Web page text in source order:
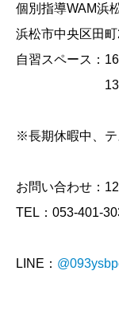
個別指導WAM浜
浜松市中央区田
自習スペース：
13:00〜
※長期休暇中、テ
お問い合わせ：
TEL：053-401-
LINE：